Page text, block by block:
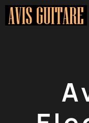
Aller